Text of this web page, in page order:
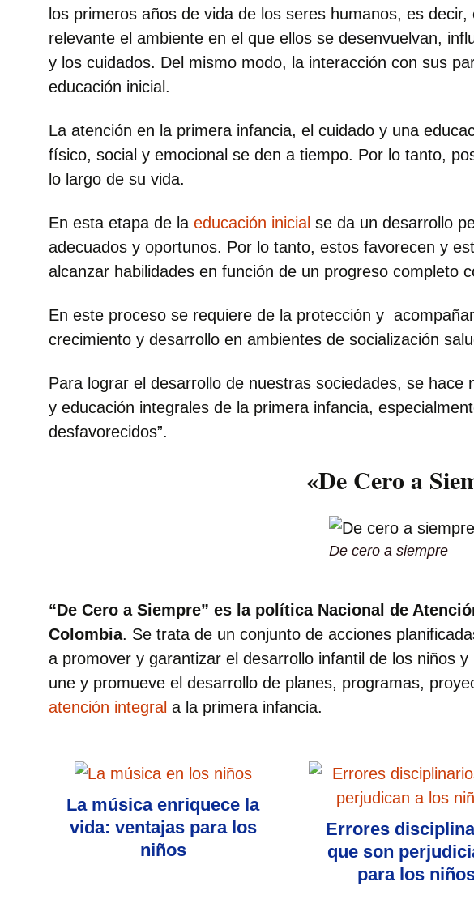
los primeros años de vida de los seres humanos, es decir,
relevante el ambiente en el que ellos se desenvuelvan,
y los cuidados. Del mismo modo, la interacción con sus
educación inicial.
La atención en la primera infancia, el cuidado y una
físico, social y emocional se den a tiempo. Por lo tanto,
lo largo de su vida.
En esta etapa de la educación inicial se da un desarrollo
adecuados y oportunos. Por lo tanto, estos favorecen y
alcanzar habilidades en función de un progreso completo
En este proceso se requiere de la protección y
crecimiento y desarrollo en ambientes de socialización
Para lograr el desarrollo de nuestras sociedades, se hace
y educación integrales de la primera infancia,
desfavorecidos”.
«De Cero a
De cero a siempre
“De Cero a Siempre” es la política Nacional de
Colombia. Se trata de un conjunto de acciones
a promover y garantizar el desarrollo infantil de los niños
une y promueve el desarrollo de planes, programas,
atención integral a la primera infancia.
La música enriquece la
vida: ventajas para los
niños
Errores
que son
para los